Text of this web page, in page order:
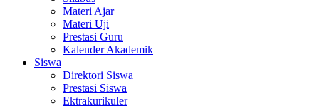
Materi Ajar
Materi Uji
Prestasi Guru
Kalender Akademik
Siswa
Direktori Siswa
Prestasi Siswa
Ektrakurikuler